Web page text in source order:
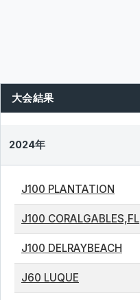
大会結果
2024年
J100 PLANTATION
J100 CORALGABLES,FL
J100 DELRAYBEACH
J60 LUQUE